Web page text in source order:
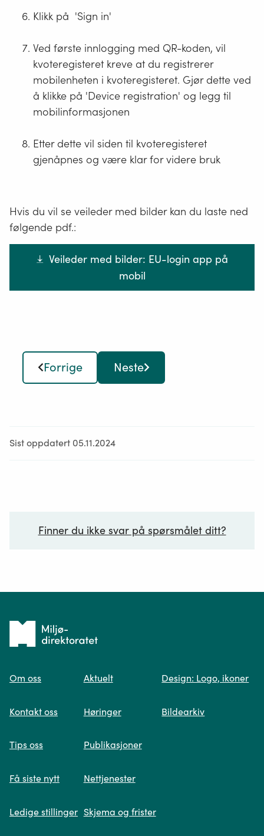
Klikk på 'Sign in'
Ved første innlogging med QR-koden, vil
kvoteregisteret kreve at du registrerer
mobilenheten i kvoteregisteret. Gjør dette ved
å klikke på 'Device registration' og legg til
mobilinformasjonen
Etter dette vil siden til kvoteregisteret
gjenåpnes og være klar for videre bruk
Hvis du vil se veileder med bilder kan du laste ned
følgende pdf.:
Veileder med bilder: EU-login app på
mobil
Forrige Neste
Sist oppdatert 05.11.2024
Finner du ikke svar på spørsmålet ditt?
Spør oss
søk og viser deg vår mest relevante
Tilbake
forsiden
Om oss
Kontakt oss
Tips oss
Få siste nytt
Ledige stillinger
Aktuelt
Høringer
Publikasjoner
Nettjenester
Skjema og frister
Design: Logo, ikoner
Bildearkiv